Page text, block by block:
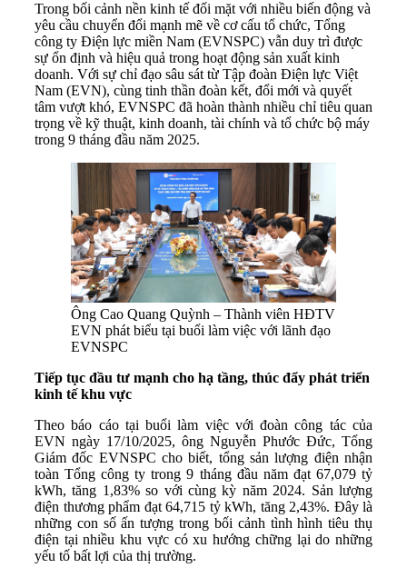
Trong bối cảnh nền kinh tế đối mặt với nhiều biến động và
yêu cầu chuyển đổi mạnh mẽ về cơ cấu tổ chức, Tổng
công ty Điện lực miền Nam (EVNSPC) vẫn duy trì được
sự ổn định và hiệu quả trong hoạt động sản xuất kinh
doanh. Với sự chỉ đạo sâu sát từ Tập đoàn Điện lực Việt
Nam (EVN), cùng tinh thần đoàn kết, đổi mới và quyết
tâm vượt khó, EVNSPC đã hoàn thành nhiều chỉ tiêu quan
trọng về kỹ thuật, kinh doanh, tài chính và tổ chức bộ máy
trong 9 tháng đầu năm 2025.
Ông Cao Quang Quỳnh – Thành viên HĐTV
EVN phát biểu tại buổi làm việc với lãnh đạo
EVNSPC
Tiếp tục đầu tư mạnh cho hạ tầng, thúc đẩy phát triển
kinh tế khu vực
Theo báo cáo tại buổi làm việc với đoàn công tác của
EVN ngày 17/10/2025, ông Nguyễn Phước Đức, Tổng
Giám đốc EVNSPC cho biết, tổng sản lượng điện nhận
toàn Tổng công ty trong 9 tháng đầu năm đạt 67,079 tỷ
kWh, tăng 1,83% so với cùng kỳ năm 2024. Sản lượng
điện thương phẩm đạt 64,715 tỷ kWh, tăng 2,43%. Đây là
những con số ấn tượng trong bối cảnh tình hình tiêu thụ
điện tại nhiều khu vực có xu hướng chững lại do những
yếu tố bất lợi của thị trường.